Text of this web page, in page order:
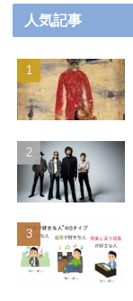
人気記事